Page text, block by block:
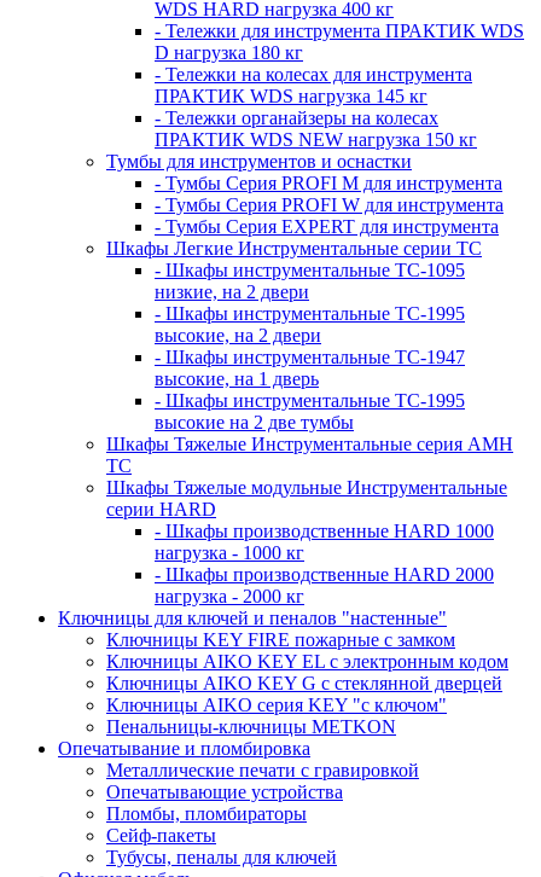
WDS HARD нагрузка 400 кг
- Тележки для инструмента ПРАКТИК WDS
D нагрузка 180 кг
- Тележки на колесах для инструмента
ПРАКТИК WDS нагрузка 145 кг
- Тележки органайзеры на колесах
ПРАКТИК WDS NEW нагрузка 150 кг
Тумбы для инструментов и оснастки
- Тумбы Серия PROFI M для инструмента
- Тумбы Серия PROFI W для инструмента
- Тумбы Серия EXPERT для инструмента
Шкафы Легкие Инструментальные серии ТС
- Шкафы инструментальные TC-1095
низкие, на 2 двери
- Шкафы инструментальные TC-1995
высокие, на 2 двери
- Шкафы инструментальные ТС-1947
высокие, на 1 дверь
- Шкафы инструментальные ТС-1995
высокие на 2 две тумбы
Шкафы Тяжелые Инструментальные серия AMH
TC
Шкафы Тяжелые модульные Инструментальные
серии HARD
- Шкафы производственные HARD 1000
нагрузка - 1000 кг
- Шкафы производственные HARD 2000
нагрузка - 2000 кг
Ключницы для ключей и пеналов "настенные"
Ключницы KEY FIRE пожарные с замком
Ключницы AIKO KEY EL с электронным кодом
Ключницы AIKO KEY G с стеклянной дверцей
Ключницы AIKO серия KEY "с ключом"
Пенальницы-ключницы METKON
Опечатывание и пломбировка
Металлические печати с гравировкой
Опечатывающие устройства
Пломбы, пломбираторы
Сейф-пакеты
Тубусы, пеналы для ключей